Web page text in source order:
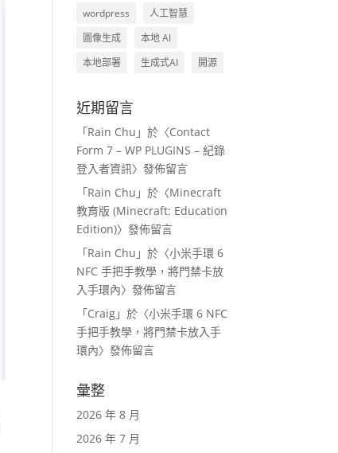
wordpress
人工智慧
圖像生成
本地 AI
本地部署
生成式AI 開源
近期留言
「Rain Chu 」於〈Contact
Form 7 – WP PLUGINS – 紀錄
登入者資訊〉發佈留言
「Rain Chu 」於〈Minecraft
教育版 (Minecraft: Education
Edition)〉發佈留言
「Rain Chu 」於〈小米手環 6
NFC 手把手教學，將門禁卡放
入手環內〉發佈留言
「Craig 」於〈小米手環 6 NFC
手把手教學，將門禁卡放入手
環內〉發佈留言
彙整
2026 年 8 月
2026 年 7 月